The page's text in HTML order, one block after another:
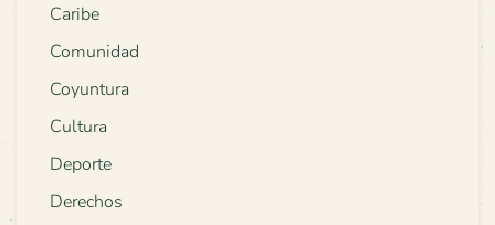
Caribe
Comunidad
Coyuntura
Cultura
Deporte
Derechos